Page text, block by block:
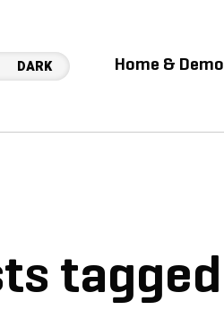
DARK Home &